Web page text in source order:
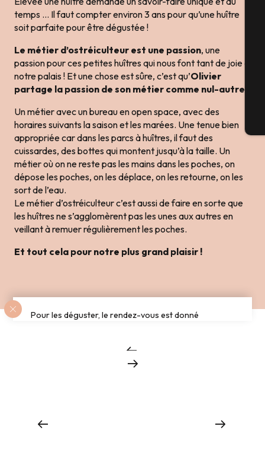
temps … Il faut compter environ 3 ans pour qu’une huître
soit parfaite pour être dégustée !
Le métier d’ostréiculteur est une passion, une
passion pour ces petites huîtres qui nous font tant de joie à
notre palais ! Et une chose est sûre, c’est qu’Olivier
partage la passion de son métier comme nul-autre
Un métier avec un bureau en open space, avec des
horaires suivants la saison et les marées. Une tenue bien
appropriée car dans les parcs à huîtres, il faut des
cuissardes, des bottes qui montent jusqu’à la taille. Un
métier où on ne reste pas les mains dans les poches, on
dépose les poches, on les déplace, on les retourne, on les
sort de l’eau.
Le métier d’ostréiculteur c’est aussi de faire en sorte que
les huîtres ne s’agglomèrent pas les unes aux autres en
veillant à remuer régulièrement les poches.
Et tout cela pour notre plus grand plaisir !
Pour les déguster, le rendez-vous est donné
(37 quai John Kennedy, Port de la Houle à Cancale).
Lire la suite